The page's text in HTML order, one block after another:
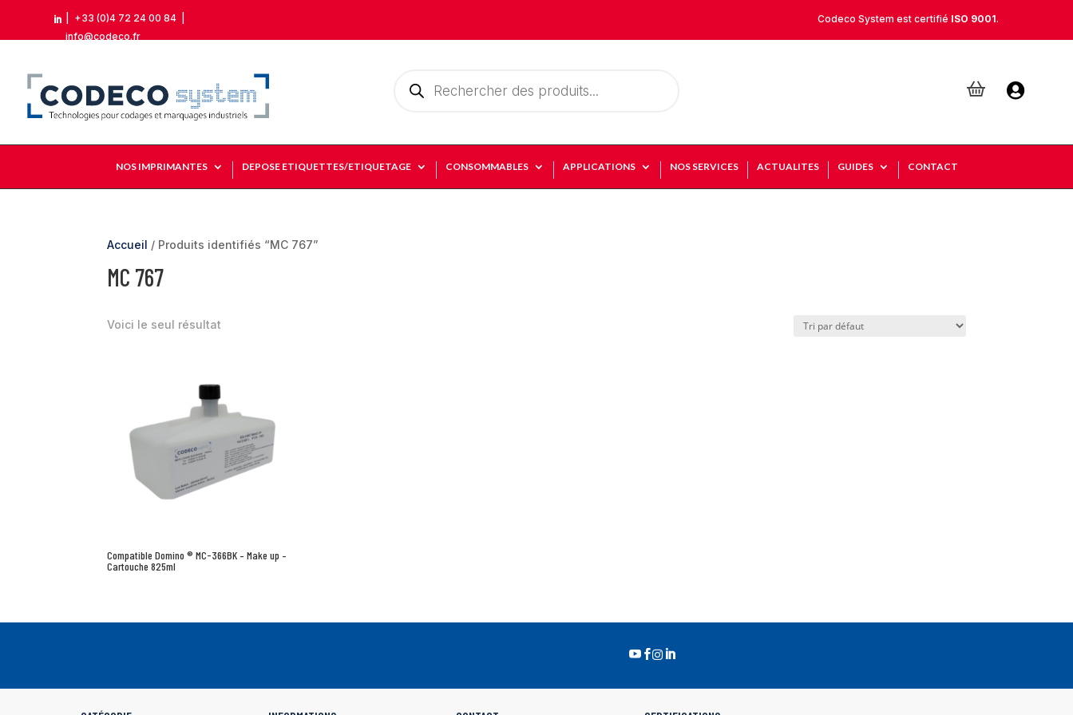
 +33 (0)4 72 24 00 84
info@codeco.fr
Codeco System est certifié ISO 9001.
produits

NOS IMPRIMANTES DEPOSE ETIQUETTES/ETIQUETAGE CONSOMMABLES APPLICATIONS NOS SERVICES ACTUALITES GUIDES CONTACT
Accueil / Produits identifiés “MC 767”
MC 767
Voici le seul résultat
Compatible Domino ® MC-366BK – Make up –
Cartouche 825ml
 